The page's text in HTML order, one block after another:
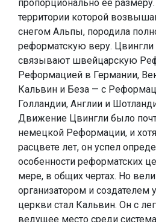
пропорционально ее размеру.
территории которой
снегом Альпы, породила
реформатскую веру. Цвингли
связывают швейцарскую
Реформацией в Германии,
Кальвин и Беза — с
Голландии, Англии и
Движение Цвингли было
немецкой Реформации, и
расцвете лет, он успел
особенности реформатских
мере, в общих чертах. Но
организатором и создателем
церкви стал Кальвин. Он с
ведущее место среди